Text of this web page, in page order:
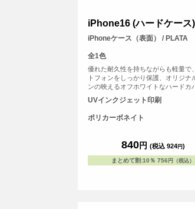
iPhone16 (ハードケース)
iPhoneケース（表面） / PLATA
全1色
優れた耐久性を持ちながらも軽量で
トフォンをしっかり保護、オリジナ
ンの映えるオフホワイトなハードカ
スです。
UVインクジェット印刷
ポリカーボネイト
840円 (税込 924円)
まとめて割:10％ 756 円（税込）